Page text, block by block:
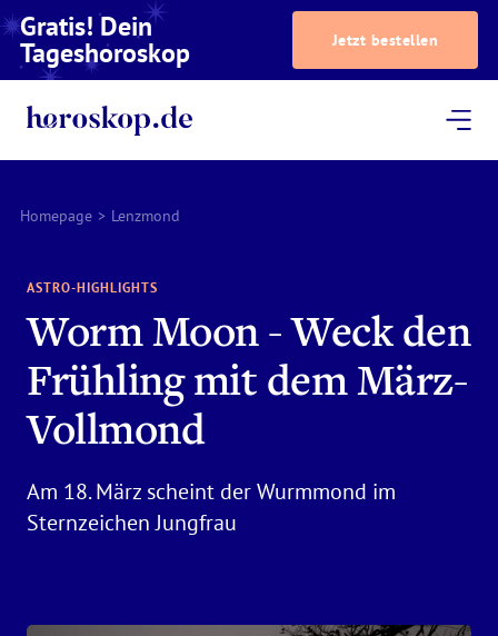
Gratis! Dein
Tageshoroskop Jetzt bestellen
Homepage > Lenzmond
ASTRO-HIGHLIGHTS
Worm Moon - Weck den
Frühling mit dem März-
Vollmond
Am 18. März scheint der Wurmmond im
Sternzeichen Jungfrau